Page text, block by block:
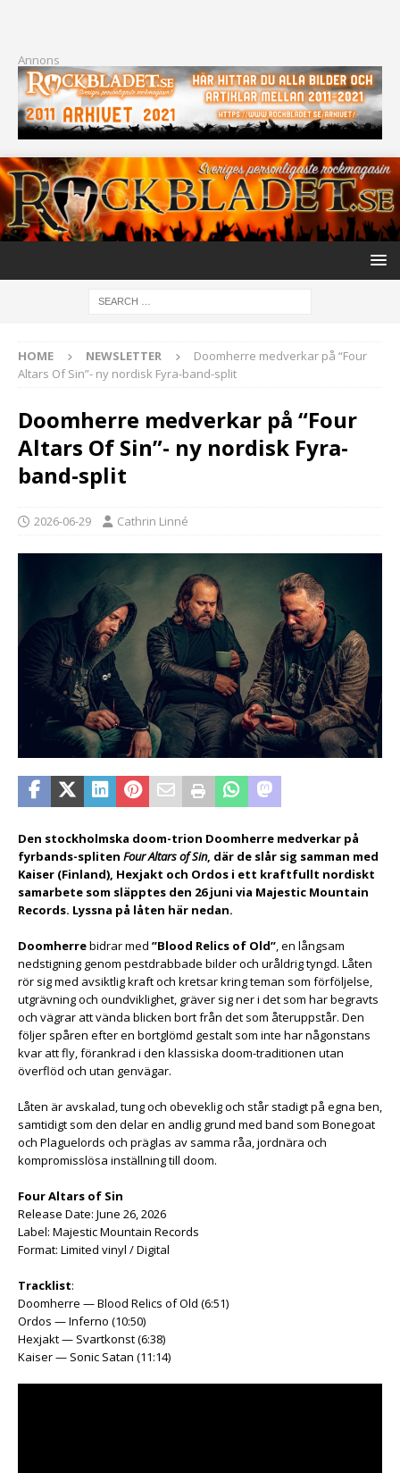
Annons
HOME NEWSLETTER
Doomherre medverkar på “Four
Altars Of Sin”- ny nordisk Fyra-band-split
Doomherre medverkar på “Four
Altars Of Sin”- ny nordisk Fyra-
band-split
2026-06-29 Cathrin Linné
Den stockholmska doom-trion Doomherre medverkar på
fyrbands-spliten Four Altars of Sin, där de slår sig samman med
Kaiser (Finland), Hexjakt och Ordos i ett kraftfullt nordiskt
samarbete som släpptes den 26 juni via Majestic Mountain
Records. Lyssna på låten här nedan.
Doomherrebidrar med ”Blood Relics of Old”, en långsam
nedstigning genom pestdrabbade bilder och uråldrig tyngd. Låten
rör sig med avsiktlig kraft och kretsar kring teman som förföljelse,
utgrävning och oundviklighet, gräver sig ner i det som har begravts
och vägrar att vända blicken bort från det som återuppstår. Den
följer spåren efter en bortglömd gestalt som inte har någonstans
kvar att fly, förankrad i den klassiska doom-traditionen utan
överflöd och utan genvägar.
Låten är avskalad, tung och obeveklig och står stadigt på egna ben,
samtidigt som den delar en andlig grund med band som Bonegoat
och Plaguelords och präglas av samma råa, jordnära och
kompromisslösa inställning till doom.
Four Altars of Sin
Release Date: June 26, 2026
Label: Majestic Mountain Records
Format: Limited vinyl / Digital
Tracklist:
Doomherre — Blood Relics of Old (6:51)
Ordos — Inferno (10:50)
Hexjakt — Svartkonst (6:38)
Kaiser — Sonic Satan (11:14)